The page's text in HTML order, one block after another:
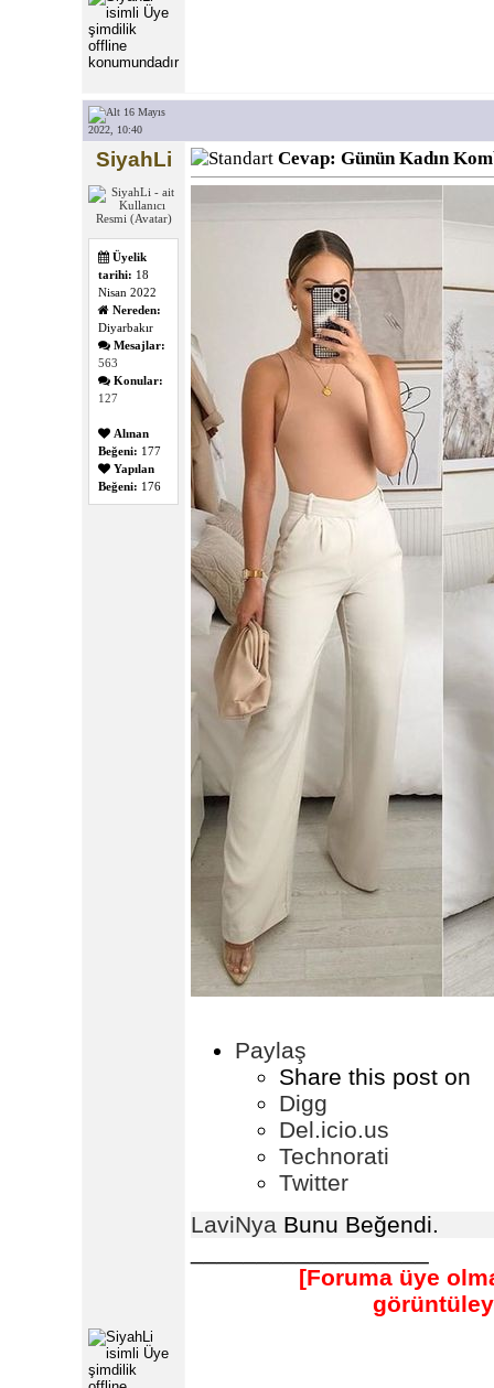
16 Mayıs
2022, 10:40
SiyahLi
Üyelik
tarihi: 18
Nisan 2022
Nereden:
Diyarbakır
Mesajlar:
563
Konular:
127
Alınan
Beğeni: 177
Yapılan
Beğeni: 176
Cevap: Günün Kadın
Paylaş
Share this post on
Digg
Del.icio.us
Technorati
Twitter
LaviNya Bunu Beğendi.
[Foruma üye